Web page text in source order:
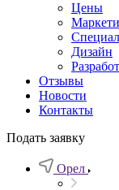
Цены
Дизайн
Отзывы
Новости
Контакты
Подать заявку
Орел